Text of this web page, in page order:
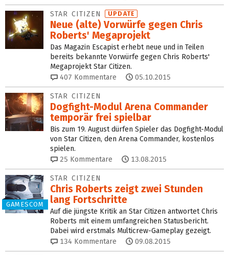
STAR CITIZEN UPDATE
Neue (alte) Vorwürfe gegen Chris
Roberts' Megaprojekt
Das Magazin Escapist erhebt neue und in Teilen
bereits bekannte Vorwürfe gegen Chris Roberts'
Megaprojekt Star Citizen.
407 Kommentare 05.10.2015
STAR CITIZEN
Dogfight-Modul Arena Commander
temporär frei spielbar
Bis zum 19. August dürfen Spieler das Dogfight-Modul
von Star Citizen, den Arena Commander, kostenlos
spielen.
25 Kommentare 13.08.2015
GAMESCOM
STAR CITIZEN
Chris Roberts zeigt zwei Stunden
lang Fortschritte
Auf die jüngste Kritik an Star Citizen antwortet Chris
Roberts mit einem umfangreichen Statusbericht.
Dabei wird erstmals Multicrew-Gameplay gezeigt.
134 Kommentare 09.08.2015